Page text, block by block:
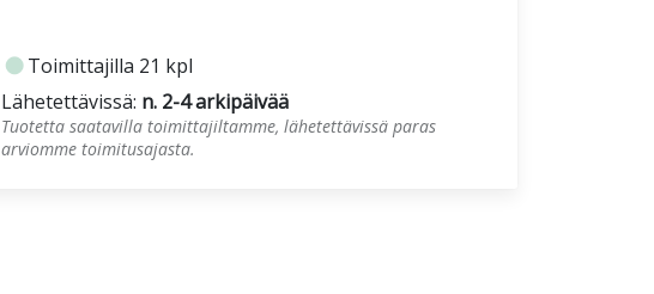
fiber_manual_recordToimittajilla 21 kpl
Lähetettävissä: n. 2-4 arkipäivää
Tuotetta saatavilla toimittajiltamme, lähetettävissä paras
arviomme toimitusajasta.